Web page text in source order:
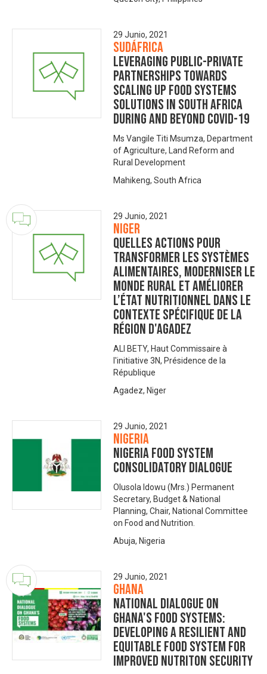
29 Junio, 2021
Sudáfrica
Leveraging public-private
partnerships towards
scaling up food systems
solutions in South Africa
during and beyond Covid-19
Ms Vangile Titi Msumza, Department
of Agriculture, Land Reform and
Rural Development
Mahikeng, South Africa
29 Junio, 2021
Niger
Quelles actions pour
transformer les systèmes
alimentaires, moderniser le
monde rural et améliorer
l’état nutritionnel dans le
contexte spécifique de la
région d'Agadez
ALI BETY, Haut Commissaire à
l'initiative 3N, Présidence de la
République
Agadez, Niger
29 Junio, 2021
Nigeria
NIGERIA FOOD SYSTEM
CONSOLIDATORY DIALOGUE
Olusola Idowu (Mrs.) Permanent
Secretary, Budget & National
Planning, Chair, National Committee
on Food and Nutrition.
Abuja, Nigeria
29 Junio, 2021
Ghana
NATIONAL DIALOGUE ON
GHANA'S FOOD SYSTEMS:
DEVELOPING A RESILIENT AND
EQUITABLE FOOD SYSTEM FOR
IMPROVED NUTRITON SECURITY